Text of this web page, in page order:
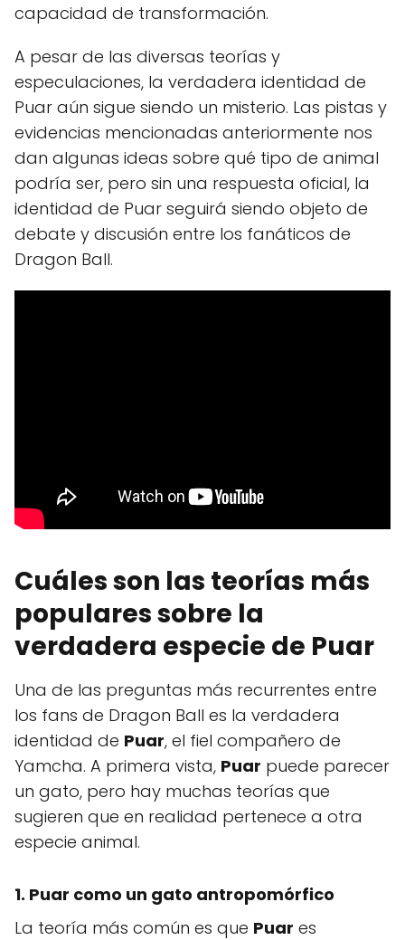
capacidad de transformación.
A pesar de las diversas teorías y
especulaciones, la verdadera identidad de
Puar aún sigue siendo un misterio. Las pistas y
evidencias mencionadas anteriormente nos
dan algunas ideas sobre qué tipo de animal
podría ser, pero sin una respuesta oficial, la
identidad de Puar seguirá siendo objeto de
debate y discusión entre los fanáticos de
Dragon Ball.
Cuáles son las teorías más
populares sobre la
verdadera especie de Puar
Una de las preguntas más recurrentes entre
los fans de Dragon Ball es la verdadera
identidad de Puar, el fiel compañero de
Yamcha. A primera vista, Puar puede parecer
un gato, pero hay muchas teorías que
sugieren que en realidad pertenece a otra
especie animal.
1. Puar como un gato antropomórfico
La teoría más común es que Puar es